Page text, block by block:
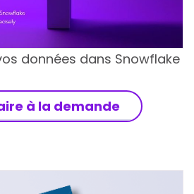
données dans Snowflake
à la demande